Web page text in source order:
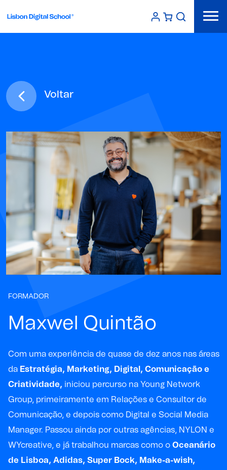
Voltar
FORMADOR
Maxwel Quintão
Com uma experiência de quase de dez anos nas áreas
da Estratégia, Marketing, Digital, Comunicação e
Criatividade, iniciou percurso na Young Network
Group, primeiramente em Relações e Consultor de
Comunicação, e depois como Digital e Social Media
Manager. Passou ainda por outras agências, NYLON e
WYcreative, e já trabalhou marcas como o Oceanário
de Lisboa, Adidas, Super Bock, Make-a-wish,